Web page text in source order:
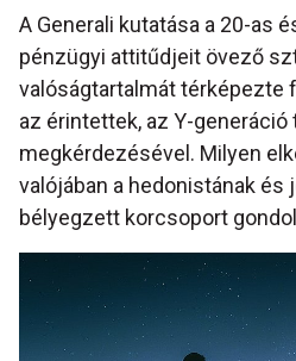
A Generali kutatása a 20-as
pénzügyi attitűdjeit övező
valóságtartalmát térképezte
az érintettek, az Y-generáció
megkérdezésével. Milyen
valójában a hedonistának és
bélyegzett korcsoport